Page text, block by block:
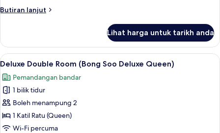
Superior
Butiran lanjut
Butiran
Double
Room
(Bong
Superior
Queen)
Lihat harga untuk tarikh anda
Lihat
semua
foto
untuk
Deluxe
Double
Room
Busa memori, bar mini, peti besi
1
Deluxe Double Room (Bong Soo Deluxe Queen)
Pemandangan bandar
1 bilik tidur
Boleh menampung 2
1 Katil Ratu (Queen)
Wi-Fi percuma